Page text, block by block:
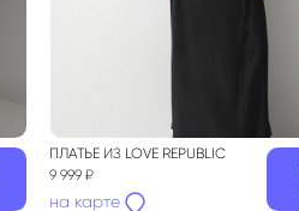
ПЛАТЬЕ ИЗ LOVE REPUBLIC
9 999 ₽
на карте